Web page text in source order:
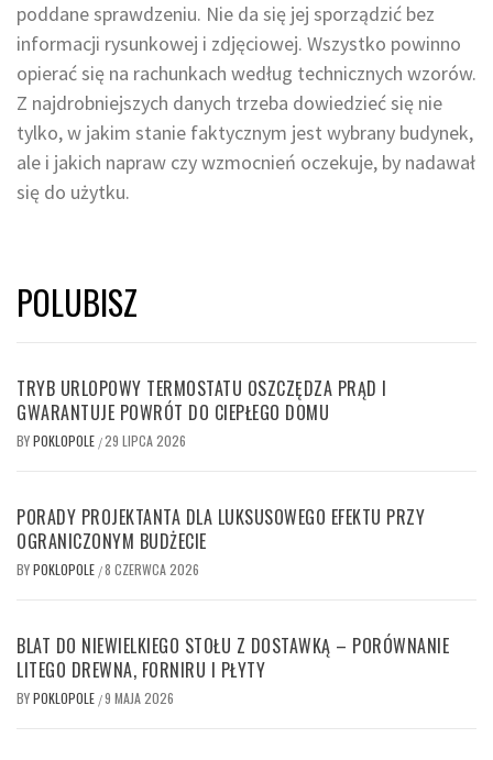
poddane sprawdzeniu. Nie da się jej sporządzić bez
informacji rysunkowej i zdjęciowej. Wszystko powinno
opierać się na rachunkach według technicznych wzorów.
Z najdrobniejszych danych trzeba dowiedzieć się nie
tylko, w jakim stanie faktycznym jest wybrany budynek,
ale i jakich napraw czy wzmocnień oczekuje, by nadawał
się do użytku.
POLUBISZ
TRYB URLOPOWY TERMOSTATU OSZCZĘDZA PRĄD I
GWARANTUJE POWRÓT DO CIEPŁEGO DOMU
BYPOKLOPOLE /29 LIPCA 2026
PORADY PROJEKTANTA DLA LUKSUSOWEGO EFEKTU PRZY
OGRANICZONYM BUDŻECIE
BYPOKLOPOLE /8 CZERWCA 2026
BLAT DO NIEWIELKIEGO STOŁU Z DOSTAWKĄ – PORÓWNANIE
LITEGO DREWNA, FORNIRU I PŁYTY
BYPOKLOPOLE /9 MAJA 2026